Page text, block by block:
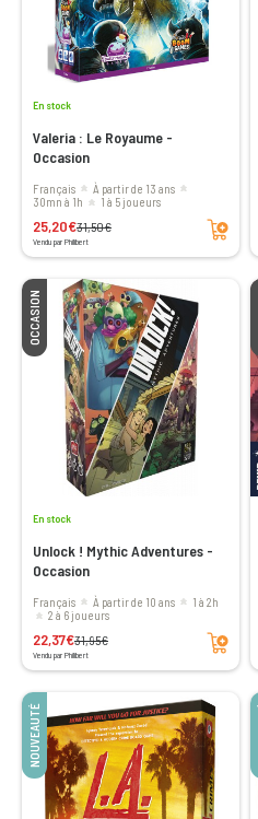
En stock
Valeria : Le Royaume -
Occasion
Français
à partir de 13 ans
30mn à 1h
1 à 5 joueurs
25,20€31,50€
Vendu par Philibert
Ajouter au panier
OCCASION
En stock
Unlock ! Mythic Adventures -
Occasion
Français à partir de 10 ans
1 à 2h
2 à 6 joueurs
22,37€31,95€
Vendu par Philibert
Ajouter au panier
NOUVEAUTÉ